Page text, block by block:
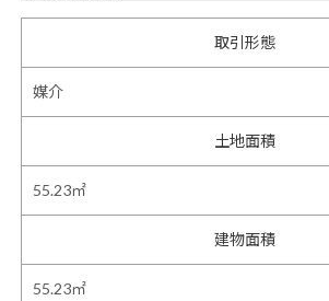
取引形態
媒介
土地面積
55.23㎡
建物面積
55.23㎡